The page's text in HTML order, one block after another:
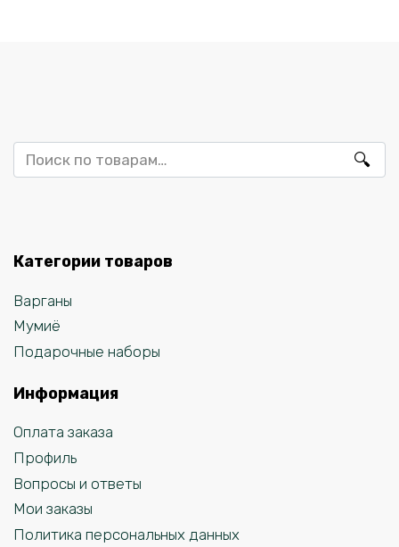
Искать:
Категории товаров
Варганы
Мумиё
Подарочные наборы
Информация
Оплата заказа
Профиль
Вопросы и ответы
Мои заказы
Политика персональных данных